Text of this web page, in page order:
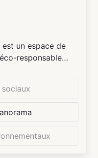
un espace de
responsable